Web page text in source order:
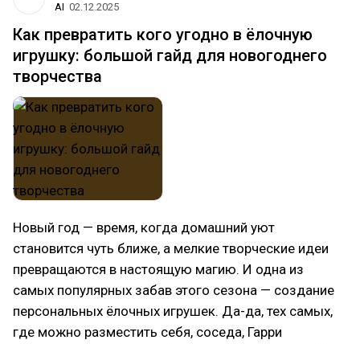
AI 02.12.2025
Как превратить кого угодно в ёлочную
игрушку: большой гайд для новогоднего
творчества
Новый год — время, когда домашний уют
становится чуть ближе, а мелкие творческие идеи
превращаются в настоящую магию. И одна из
самых популярных забав этого сезона — создание
персональных ёлочных игрушек. Да-да, тех самых,
где можно разместить себя, соседа, Гарри